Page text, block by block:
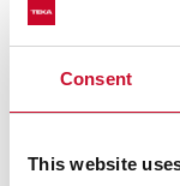
Consent
This website